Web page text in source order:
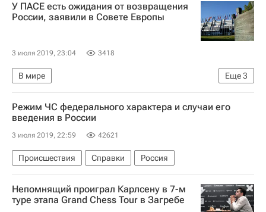
У ПАСЕ есть ожидания от возвращения
России, заявили в Совете Европы
3 июля 2019, 23:04 3418
Еще3
В мире
Парламентская ассамблея Совета Европы
Габриэлла Баттаини-Драгони
Россия
Режим ЧС федерального характера и случаи его
введения в России
3 июля 2019, 22:59 42621
Происшествия Справки Россия
Непомнящий проиграл Карлсену в 7-м
туре этапа Grand Chess Tour в Загребе